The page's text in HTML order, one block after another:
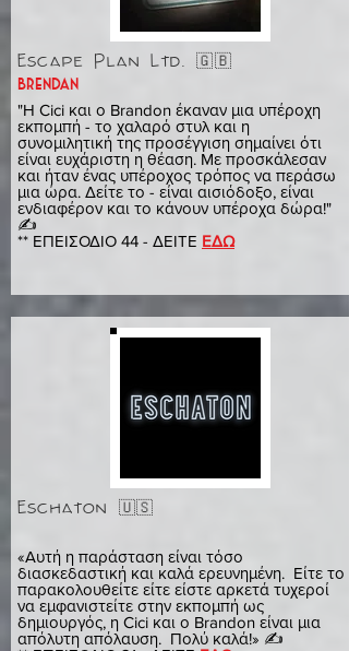
Escape Plan Ltd. 🇬🇧
brendan
"Η Cici και ο Brandon έκαναν μια υπέροχη
εκπομπή - το χαλαρό στυλ και η
συνομιλητική της προσέγγιση σημαίνει ότι
είναι ευχάριστη η θέαση. Με προσκάλεσαν
και ήταν ένας υπέροχος τρόπος να περάσω
μια ώρα. Δείτε το - είναι αισιόδοξο, είναι
ενδιαφέρον και το κάνουν υπέροχα δώρα!"
✍️
** ΕΠΕΙΣΟΔΙΟ 44 - ΔΕΙΤΕ ΕΔΩ
Eschaton 🇺🇸
«Αυτή η παράσταση είναι τόσο
διασκεδαστική και καλά ερευνημένη. Είτε το
παρακολουθείτε είτε είστε αρκετά τυχεροί
να εμφανιστείτε στην εκπομπή ως
δημιουργός, η Cici και ο Brandon είναι μια
απόλυτη απόλαυση. Πολύ καλά!» ✍️